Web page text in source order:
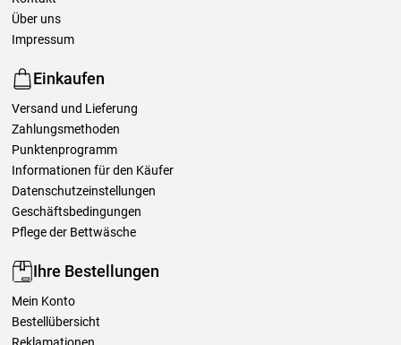
Über uns
Impressum
Einkaufen
Versand und Lieferung
Zahlungsmethoden
Punktenprogramm
Informationen für den Käufer
Datenschutzeinstellungen
Geschäftsbedingungen
Pflege der Bettwäsche
Ihre Bestellungen
Mein Konto
Bestellübersicht